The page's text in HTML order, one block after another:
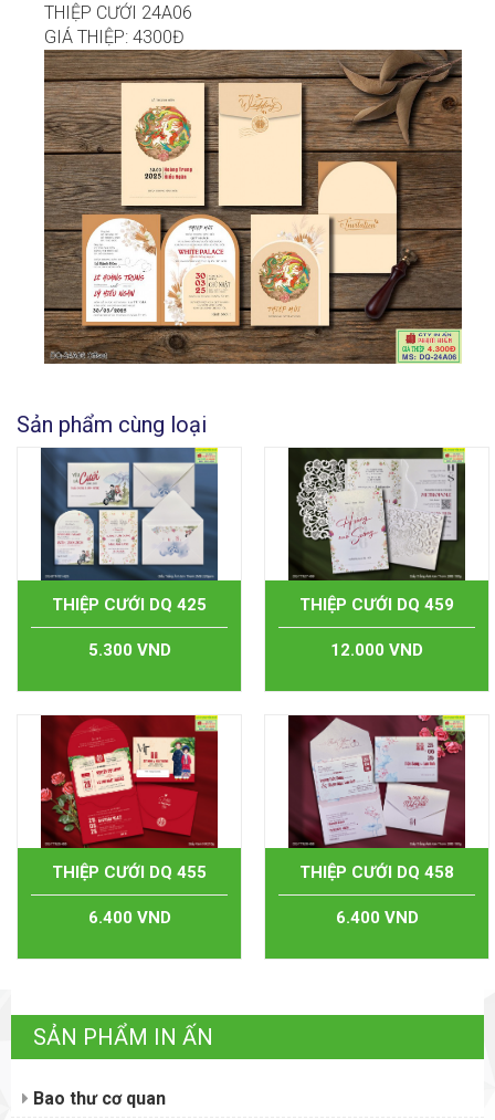
THIỆP CƯỚI 24A06
GIÁ THIỆP: 4300Đ
Sản phẩm cùng loại
THIỆP CƯỚI DQ 425
5.300 VND
THIỆP CƯỚI DQ 459
12.000 VND
THIỆP CƯỚI DQ 455
6.400 VND
THIỆP CƯỚI DQ 458
6.400 VND
SẢN PHẨM IN ẤN
Bao thư cơ quan